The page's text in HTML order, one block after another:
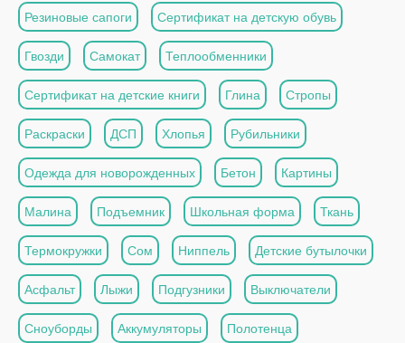
Резиновые сапоги Сертификат на детскую обувь
Гвозди Самокат Теплообменники
Сертификат на детские книги Глина Стропы
Раскраски ДСП Хлопья Рубильники
Одежда для новорожденных Бетон Картины
Малина Подъемник Школьная форма Ткань
Термокружки Сом Ниппель Детские бутылочки
Асфальт Лыжи Подгузники Выключатели
Сноуборды Аккумуляторы Полотенца